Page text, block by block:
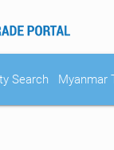
Search Myanmar